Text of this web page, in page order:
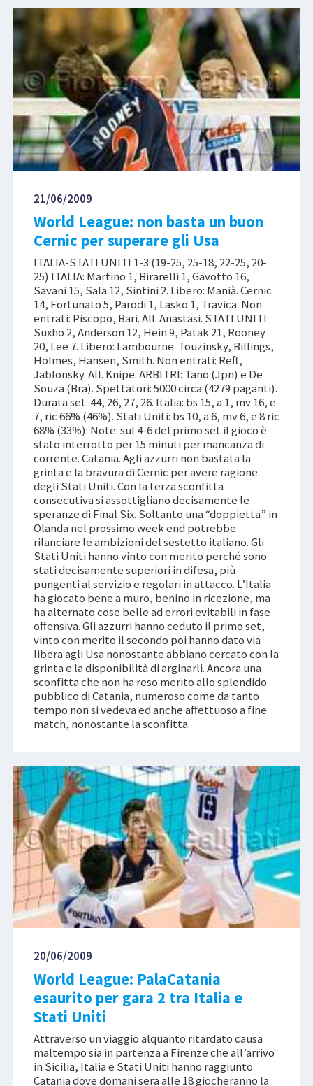
21/06/2009
World League: non basta un buon
Cernic per superare gli Usa
ITALIA-STATI UNITI 1-3 (19-25, 25-18, 22-25, 20-
25) ITALIA: Martino 1, Birarelli 1, Gavotto 16,
Savani 15, Sala 12, Sintini 2. Libero: Manià. Cernic
14, Fortunato 5, Parodi 1, Lasko 1, Travica. Non
entrati: Piscopo, Bari. All. Anastasi. STATI UNITI:
Suxho 2, Anderson 12, Hein 9, Patak 21, Rooney
20, Lee 7. Libero: Lambourne. Touzinsky, Billings,
Holmes, Hansen, Smith. Non entrati: Reft,
Jablonsky. All. Knipe. ARBITRI: Tano (Jpn) e De
Souza (Bra). Spettatori: 5000 circa (4279 paganti).
Durata set: 44, 26, 27, 26. Italia: bs 15, a 1, mv 16, e
7, ric 66% (46%). Stati Uniti: bs 10, a 6, mv 6, e 8 ric
68% (33%). Note: sul 4-6 del primo set il gioco è
stato interrotto per 15 minuti per mancanza di
corrente. Catania. Agli azzurri non bastata la
grinta e la bravura di Cernic per avere ragione
degli Stati Uniti. Con la terza sconfitta
consecutiva si assottigliano decisamente le
speranze di Final Six. Soltanto una “doppietta” in
Olanda nel prossimo week end potrebbe
rilanciare le ambizioni del sestetto italiano. Gli
Stati Uniti hanno vinto con merito perché sono
stati decisamente superiori in difesa, più
pungenti al servizio e regolari in attacco. L’Italia
ha giocato bene a muro, benino in ricezione, ma
ha alternato cose belle ad errori evitabili in fase
offensiva. Gli azzurri hanno ceduto il primo set,
vinto con merito il secondo poi hanno dato via
libera agli Usa nonostante abbiano cercato con la
grinta e la disponibilità di arginarli. Ancora una
sconfitta che non ha reso merito allo splendido
pubblico di Catania, numeroso come da tanto
tempo non si vedeva ed anche affettuoso a fine
match, nonostante la sconfitta.
20/06/2009
World League: PalaCatania
esaurito per gara 2 tra Italia e
Stati Uniti
Attraverso un viaggio alquanto ritardato causa
maltempo sia in partenza a Firenze che all’arrivo
in Sicilia, Italia e Stati Uniti hanno raggiunto
Catania dove domani sera alle 18 giocheranno la